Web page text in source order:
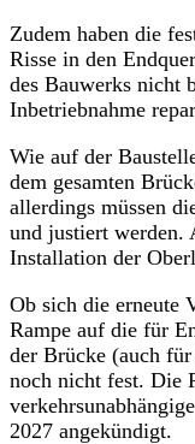
Zudem haben die
Risse in den
des Bauwerks nicht
Inbetriebnahme
Wie auf der
dem gesamten
allerdings müssen
und justiert werden.
Installation der
Ob sich die erneute
Rampe auf die für
der Brücke (auch
noch nicht fest. Die
2027 angekündigt.